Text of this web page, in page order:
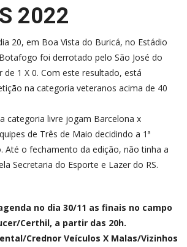
2022
20, em Boa Vista do Buricá, no Estádio
foi derrotado pelo São José do
de 1 X 0. Com este resultado, está
na categoria veteranos acima de 40
categoria livre jogam Barcelona x
de Três de Maio decidindo a 1ª
Até o fechamento da edição, não tinha a
Secretaria do Esporte e Lazer do RS.
no dia 30/11 as finais no campo
Certhil, a partir das 20h.
Crednor Veículos X Malas/Vizinhos